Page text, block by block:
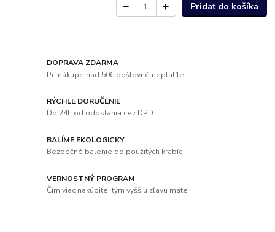
Pridať do košíka
DOPRAVA ZDARMA
Pri nákupe nad 50€ poštovné neplatíte.
RÝCHLE DORUČENIE
Do 24h od odoslania cez DPD
BALÍME EKOLOGICKY
Bezpečné balenie do použitých krabíc
VERNOSTNÝ PROGRAM
Čím viac nakúpite, tým vyššiu zľavu máte